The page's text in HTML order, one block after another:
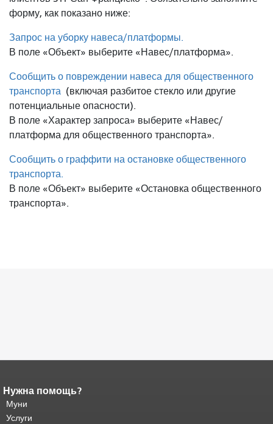
форму, как показано ниже:
Запрос на уборку навеса/платформы.
В поле «Объект» выберите «Навес/платформа».
Сообщить о повреждении навеса для общественного
транспорта (включая разбитое стекло или другие
потенциальные опасности).
В поле «Характер запроса» выберите «Навес/
платформа для общественного транспорта».
Сообщить о граффити на остановке общественного
транспорта.
В поле «Объект» выберите «Остановка общественного
транспорта».
Конец содержимого
страницы.
страницы повторяется на каждой
Нужна помощь?
Муни
Услуги